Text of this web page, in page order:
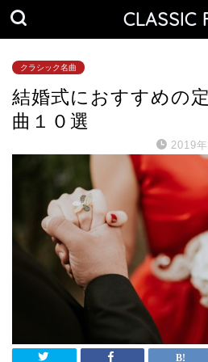
CLASSIC
クラシック名曲
結婚式におすすめの
曲１０選
2019